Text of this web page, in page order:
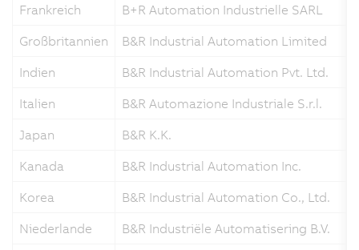
Frankreich
B+R Automation Industrielle SARL
Großbritannien
B&R Industrial Automation Limited
Indien
B&R Industrial Automation Pvt. Ltd.
Italien
B&R Automazione Industriale S.r.l.
Japan
B&R K.K.
Kanada
B&R Industrial Automation Inc.
Korea
B&R Industrial Automation Co., Ltd.
Niederlande
B&R Industriële Automatisering B.V.